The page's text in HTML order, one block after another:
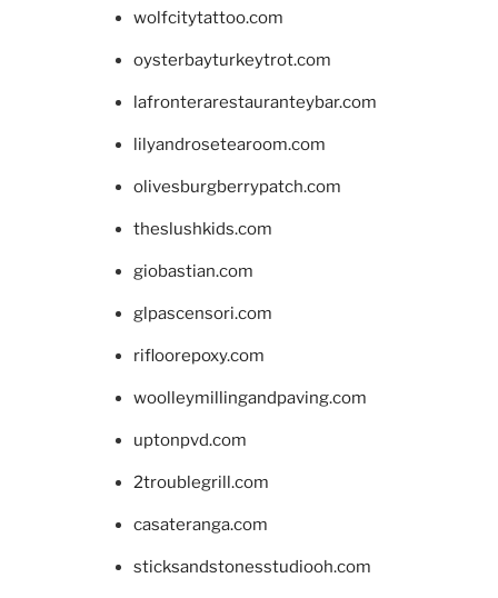
wolfcitytattoo.com
oysterbayturkeytrot.com
lafronterarestauranteybar.com
lilyandrosetearoom.com
olivesburgberrypatch.com
theslushkids.com
giobastian.com
glpascensori.com
rifloorepoxy.com
woolleymillingandpaving.com
uptonpvd.com
2troublegrill.com
casateranga.com
sticksandstonesstudiooh.com